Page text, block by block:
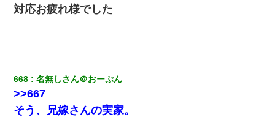
わい(42)渋谷の夜のサービスで19の女の子にゴックンさせ
た結果ｗｗｗｗｗｗｗｗ
私「結婚やめるわ」 婚約者「え？なんでなんで？」 → 放
置した結果…｜生活｜ワロタあんてな
対応お疲れ様でした
668 名無しさん＠おーぷん
>>667
そう、兄嫁さんの実家。